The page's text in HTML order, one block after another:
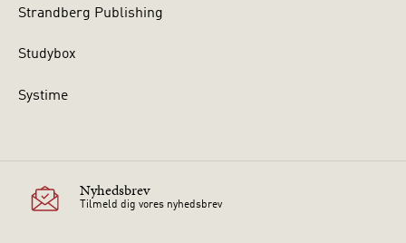
Strandberg Publishing
Studybox
Systime
Nyhedsbrev
Tilmeld dig vores nyhedsbrev